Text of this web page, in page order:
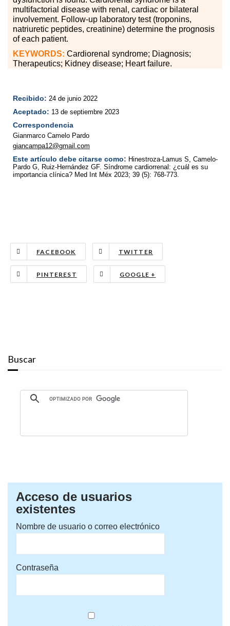
multifactorial disease with renal, cardiac or bilateral
involvement. Follow-up laboratory test (troponins,
natriuretic peptides, creatinine) determine the prognosis
of each patient.
KEYWORDS: Cardiorenal syndrome; Diagnosis;
Therapeutics; Kidney disease; Heart failure.
Recibido: 24 de junio 2022
Aceptado: 13 de septiembre 2023
Correspondencia
Gianmarco Camelo Pardo
giancampa12@gmail.com
Este artículo debe citarse como: Hinestroza-Lamus S, Camelo-
Pardo G, Ruiz-Hernández GF. Síndrome cardiorrenal: ¿cuál es su
importancia clínica? Med Int Méx 2023; 39 (5): 768-773.
FACEBOOK TWITTER
PINTEREST GOOGLE +
Buscar
Acceso de usuarios
existentes
Nombre de usuario o correo electrónico
Contraseña